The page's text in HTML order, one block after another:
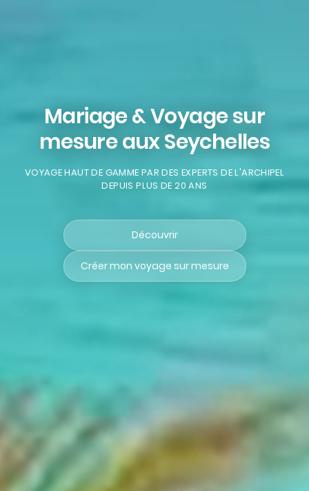
Mariage & Voyage sur
mesure aux Seychelles
VOYAGE HAUT DE GAMME PAR DES EXPERTS DE L'ARCHIPEL
DEPUIS PLUS DE 20 ANS
Découvrir
Créer mon voyage sur mesure